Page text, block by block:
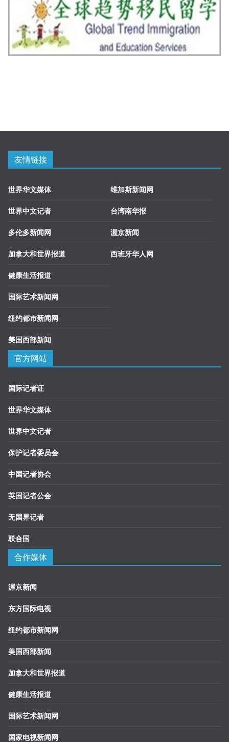
友情链接
世界华文媒体
世界中文记者
多伦多新闻网
加拿大和世界报道
健康生活报道
国际艺术新闻网
纽约都市新闻网
美国西部新闻
维加斯新闻网
台湾南华报
渥京新闻
西班牙华人网
官方网站
国际记者证
世界华文媒体
世界中文记者
保护记者委员会
中国记者协会
英国记者公会
无国界记者
联合国
合作媒体
渥京新闻
东方国际电视
纽约都市新闻网
美国西部新闻
加拿大和世界报道
健康生活报道
国际艺术新闻网
国家电视新闻网